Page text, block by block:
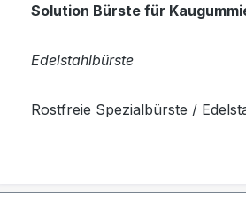
Solution Bürste für
Edelstahlbürste
Rostfreie Spezialbürste /